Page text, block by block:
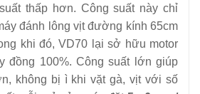
thấp hơn. Công suất này chỉ
đánh lông vịt đường kính 65cm
khi đó, VD70 lại sở hữu motor
đồng 100%. Công suất lớn giúp
không bị ì khi vặt gà, vịt với số